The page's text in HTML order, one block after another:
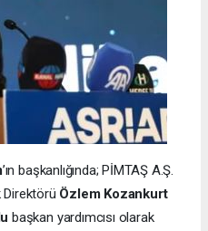
’ın başkanlığında; PİMTAŞ A.Ş.
Direktörü Özlem Kozankurt
başkan yardımcısı olarak